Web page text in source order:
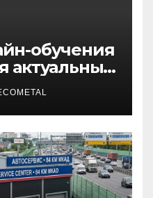
обучения
актуальных